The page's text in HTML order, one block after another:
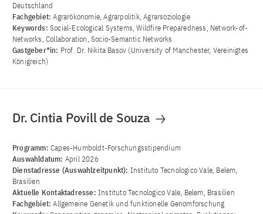
Deutschland
Fachgebiet:Agrarökonomie, Agrarpolitik, Agrarsoziologie
Keywords: Social-Ecological Systems, Wildfire Preparedness, Network-of-
Networks, Collaboration, Socio-Semantic Networks
Gastgeber*in: Prof. Dr. Nikita Basov (University of Manchester, Vereinigtes
Königreich)
Dr. Cintia Povill de Souza
Programm: Capes-Humboldt-Forschungsstipendium
Auswahldatum: April 2026
Dienstadresse (Auswahlzeitpunkt): Instituto Tecnologico Vale, Belem,
Brasilien
Aktuelle Kontaktadresse: Instituto Tecnologico Vale, Belem, Brasilien
Fachgebiet:Allgemeine Genetik und funktionelle Genomforschung